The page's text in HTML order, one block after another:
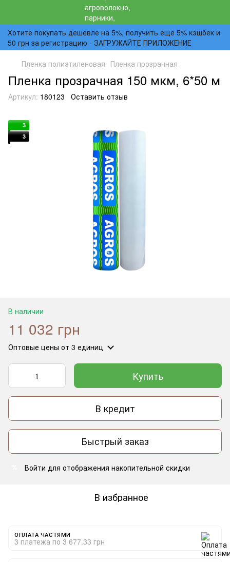
Хотите покупать дешевле на 5%, получить еще 5% кэшбек и
50 грн за регистрацию - ЗАГРУЖАЙТЕ ПРИЛОЖЕНИЕ
Пленка полиэтиленовая Пленка прозрачная
Пленка прозрачная 150 мкм, 6*50 м
Артикул: 180123 Оставить отзыв
3
3
В наличии
11 032 грн
Оптовые цены от 3 единиц
Купить
В кредит
Быстрый заказ
Войти для отображения накопительной скидки
В избранное
ОПЛАТА ЧАСТЯМИ
3 платежа по 3 677.33 грн